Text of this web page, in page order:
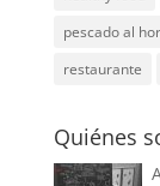
pescado al
restaurante
Quiénes